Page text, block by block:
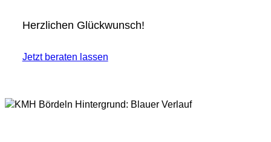
Herzlichen Glückwunsch!
Jetzt beraten lassen